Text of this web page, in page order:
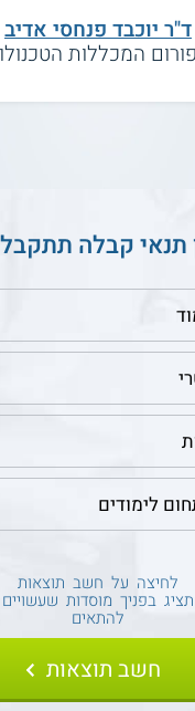
ד"ר יוכבד פנחסי אדיב
המכללות
תנאי קבלה
לחיצה על חשב תוצאות
תציג בפניך מוסדות שעשויים
להתאים